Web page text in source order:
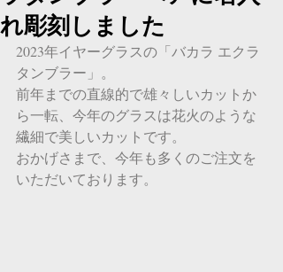
れ彫刻しました
2023年イヤーグラスの「バカラ エクラ
タンブラー」。
前年までの直線的で雄々しいカットか
ら一転、今年のグラスは花火のような
繊細で美しいカットです。
おかげさまで、今年も多くのご注文を
いただいております。